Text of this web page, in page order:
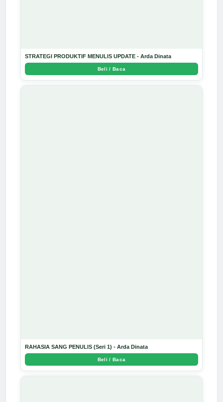
STRATEGI PRODUKTIF MENULIS UPDATE - Arda Dinata
Beli / Baca
RAHASIA SANG PENULIS (Seri 1) - Arda Dinata
Beli / Baca